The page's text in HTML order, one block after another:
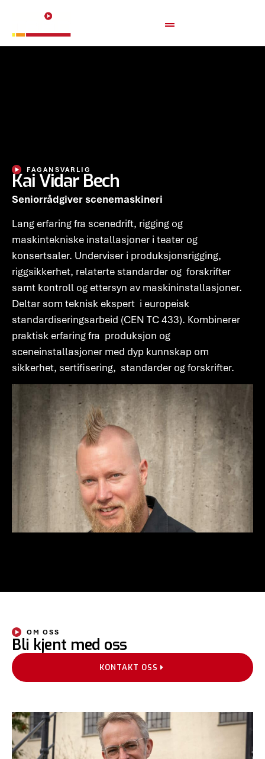
FAGANSVARLIG
Kai Vidar Bech
Seniorrådgiver scenemaskineri
Lang erfaring fra scenedrift, rigging og
maskintekniske installasjoner i teater og
konsertsaler. Underviser i produksjonsrigging,
riggsikkerhet, relaterte standarder og forskrifter
samt kontroll og ettersyn av maskininstallasjoner.
Deltar som teknisk ekspert i europeisk
standardiseringsarbeid (CEN TC 433). Kombinerer
praktisk erfaring fra produksjon og
sceneinstallasjoner med dyp kunnskap om
sikkerhet, sertifisering, standarder og forskrifter.
OM OSS
Bli kjent med oss
KONTAKT OSS